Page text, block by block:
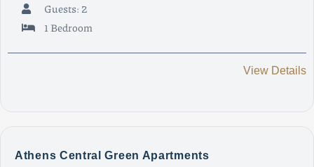
Guests: 2
1 Bedroom
View Details
Athens Central Green Apartments